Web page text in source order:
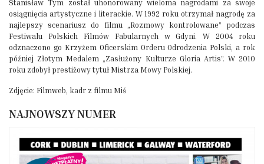
Stanisław Tym został uhonorowany wieloma nagrodami za swoje
osiągnięcia artystyczne i literackie. W 1992 roku otrzymał nagrodę za
najlepszy scenariusz do filmu „Rozmowy kontrolowane” podczas
Festiwalu Polskich Filmów Fabularnych w Gdyni. W 2004 roku
odznaczono go Krzyżem Oficerskim Orderu Odrodzenia Polski, a rok
później Złotym Medalem „Zasłużony Kulturze Gloria Artis”. W 2010
roku zdobył prestiżowy tytuł Mistrza Mowy Polskiej.
Zdjęcie: Filmweb, kadr z filmu Miś
NAJNOWSZY NUMER